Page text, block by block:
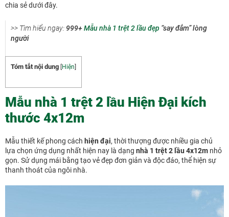
chia sẻ dưới đây.
>> Tìm hiểu ngay: 999+Mẫu nhà 1 trệt 2 lầu đẹp “say đắm” lòng
người
Tóm tắt nội dung Hiện
Mẫu nhà 1 trệt 2 lầu Hiện Đại kích
thước 4x12m
Mẫu thiết kế phong cách hiện đại, thời thượng được nhiều gia chủ
lựa chọn ứng dụng nhất hiện nay là dạng nhà 1 trệt 2 lầu 4x12m nhỏ
gọn. Sử dụng mái bằng tạo vẻ đẹp đơn giản và độc đáo, thể hiện sự
thanh thoát của ngôi nhà.